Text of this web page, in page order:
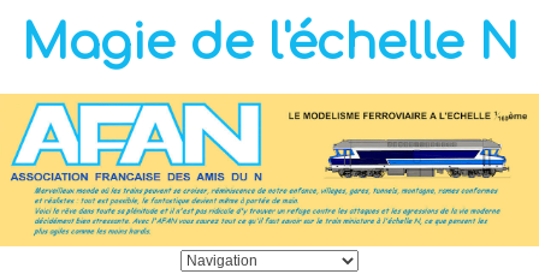
Magie de l'échelle N